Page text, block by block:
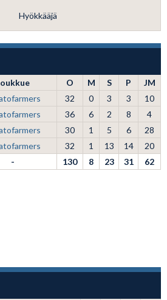
Hyökkääjä
O M S P
JM
32 0 3 3
10
36 6 2 8
4
30 1 5 6
28
32 1 13 14
20
- 130 8 23 31 62